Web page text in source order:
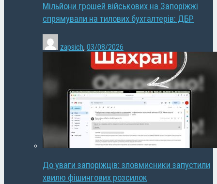
Мільйони грошей військових на Запоріжжі
спрямували на тилових бухгалтерів: ДБР
zapsich, 03/08/2026
До уваги запоріжців: зловмисники запустили
хвилю фішингових розсилок